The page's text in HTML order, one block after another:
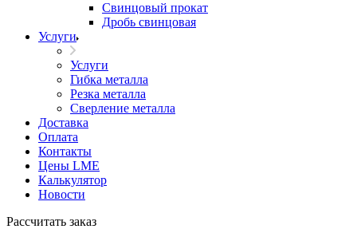
Свинцовый прокат
Дробь свинцовая
Услуги
Услуги
Гибка металла
Резка металла
Сверление металла
Доставка
Оплата
Контакты
Цены LME
Калькулятор
Новости
Рассчитать заказ